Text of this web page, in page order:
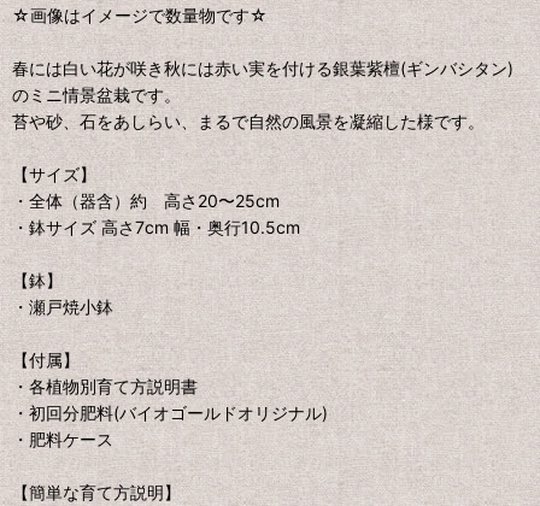
☆画像はイメージで数量物です☆
春には白い花が咲き秋には赤い実を付ける銀葉紫檀(ギンバシタン)
のミニ情景盆栽です。
苔や砂、石をあしらい、まるで自然の風景を凝縮した様です。
【サイズ】
・全体（器含）約 高さ20〜25cm
・鉢サイズ 高さ7cm 幅・奥行10.5cm
【鉢】
・瀬戸焼小鉢
【付属】
・各植物別育て方説明書
・初回分肥料(バイオゴールドオリジナル)
・肥料ケース
【簡単な育て方説明】